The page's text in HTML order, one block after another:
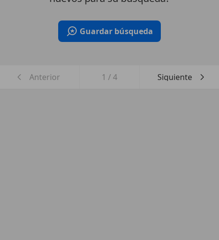
Guardar búsqueda
Anterior 1 /4 Siguiente